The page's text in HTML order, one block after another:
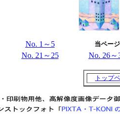
No. 1～5 当ページ
No. 21～25 No. 26～
トップ